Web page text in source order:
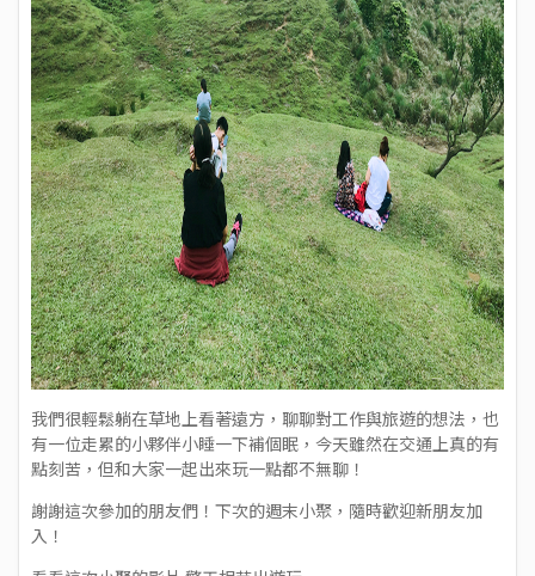
我們很輕鬆躺在草地上看著遠方，聊聊對工作與旅遊的想法，也
有一位走累的小夥伴小睡一下補個眠，今天雖然在交通上真的有
點刻苦，但和大家一起出來玩一點都不無聊！
謝謝這次參加的朋友們！下次的週末小聚，隨時歡迎新朋友加
入！